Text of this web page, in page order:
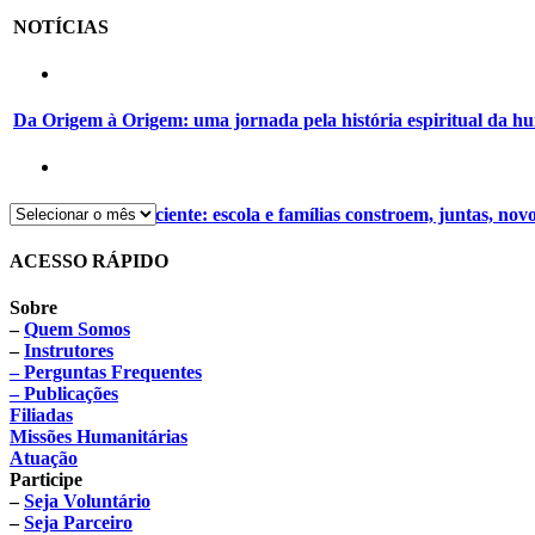
NOTÍCIAS
Da Origem à Origem: uma jornada pela história espiritual da
Alimentação consciente: escola e famílias constroem, juntas,
ACESSO RÁPIDO
Sobre
–Quem Somos
–Instrutores
– Perguntas Frequentes
– Publicações
Filiadas
Missões Humanitárias
Atuação
Participe
–Seja Voluntário
–Seja Parceiro